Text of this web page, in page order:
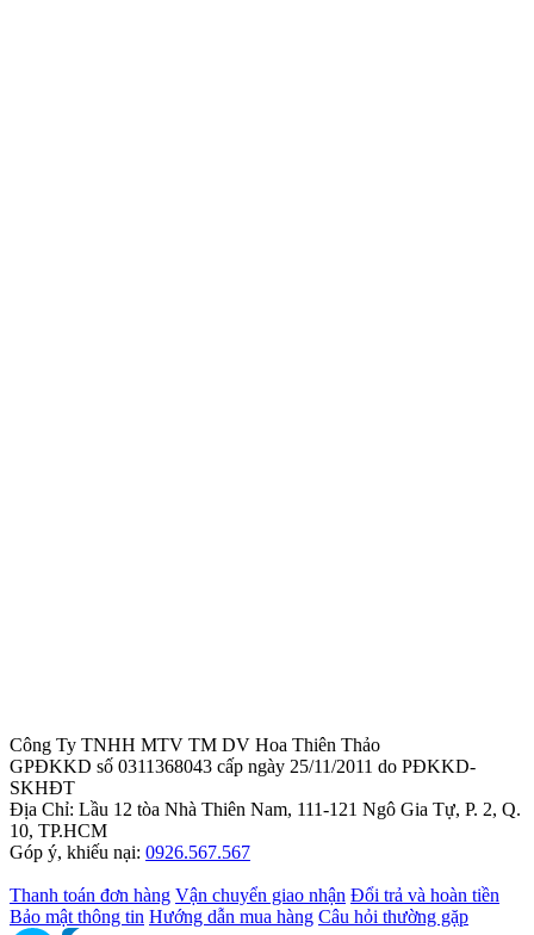
Công Ty TNHH MTV TM DV Hoa Thiên Thảo
GPĐKKD số 0311368043 cấp ngày 25/11/2011 do PĐKKD-
SKHĐT
Địa Chỉ: Lầu 12 tòa Nhà Thiên Nam, 111-121 Ngô Gia Tự, P. 2, Q.
10, TP.HCM
Góp ý, khiếu nại: 0926.567.567
Thanh toán đơn hàng Vận chuyển giao nhận Đổi trả và hoàn tiền
Bảo mật thông tin Hướng dẫn mua hàng Câu hỏi thường gặp